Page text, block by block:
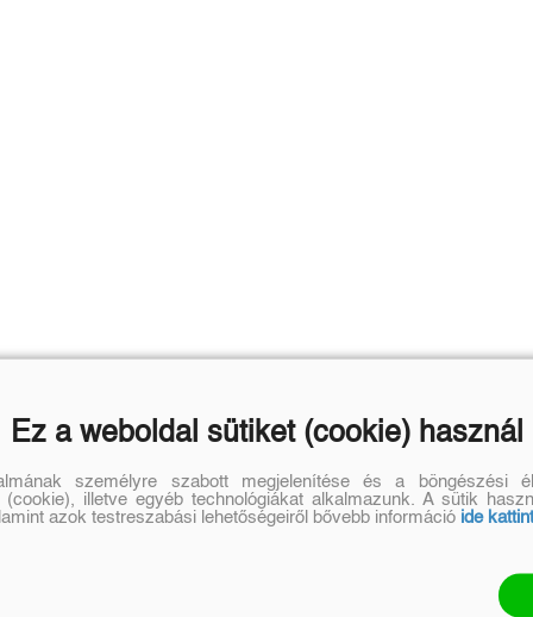
Ez a weboldal sütiket (cookie) használ
személyre szabott megjelenítése és a böngészési
(cookie), illetve egyéb technológiákat alkalmazunk. A sütik
azok testreszabási lehetőségeiről bővebb információ ide